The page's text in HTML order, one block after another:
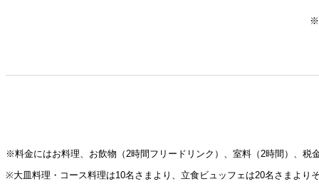
レストラン＆
パティスリー
Shell the Garden
間限定＞
ルームサービス
※料金にはお料理、お飲物（2時間フリードリンク）、室料（2時間）、税
※大皿料理・コース料理は10名さまより、 立食ビュッフェは20名さまより